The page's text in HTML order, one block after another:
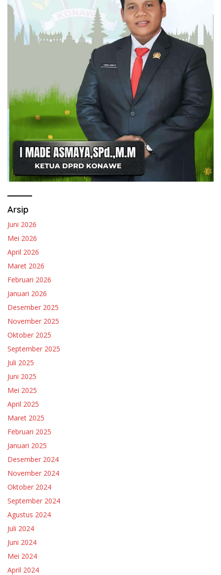
Arsip
Juni 2026
Mei 2026
April 2026
Maret 2026
Februari 2026
Januari 2026
Desember 2025
November 2025
Oktober 2025
September 2025
Juli 2025
Juni 2025
Mei 2025
April 2025
Maret 2025
Februari 2025
Januari 2025
Desember 2024
November 2024
Oktober 2024
September 2024
Agustus 2024
Juli 2024
Juni 2024
Mei 2024
April 2024